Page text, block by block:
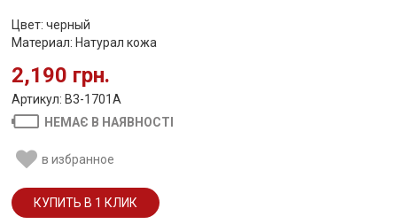
Цвет: черный
Материал: Натурал кожа
2,190 грн.
Артикул: B3-1701A
НЕМАЄ В НАЯВНОСТІ
в избранное